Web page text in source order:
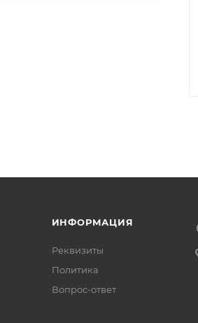
ИНФОРМАЦИЯ
Реквизиты
Политика
Вопрос-ответ